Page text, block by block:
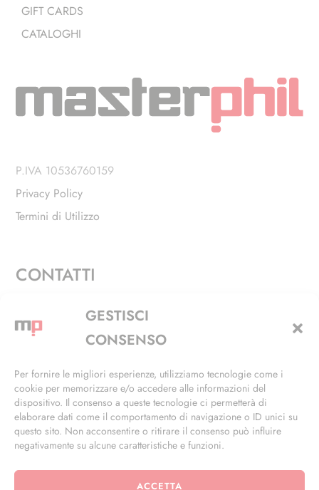
GESTISCI
CONSENSO
Per fornire le migliori esperienze, utilizziamo tecnologie come i
cookie per memorizzare e/o accedere alle informazioni del
dispositivo. Il consenso a queste tecnologie ci permetterà di
elaborare dati come il comportamento di navigazione o ID unici su
questo sito. Non acconsentire o ritirare il consenso può influire
negativamente su alcune caratteristiche e funzioni.
ACCETTA
GIFT CARDS
CATALOGHI
P.IVA 10536760159
Privacy Policy
Termini di Utilizzo
CONTATTI
Via Alfieri, 27 - Trezzano Sul Naviglio (MI)
+39 02 4846 3155
info@masterphil.it